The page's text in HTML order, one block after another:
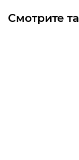
Смотрите